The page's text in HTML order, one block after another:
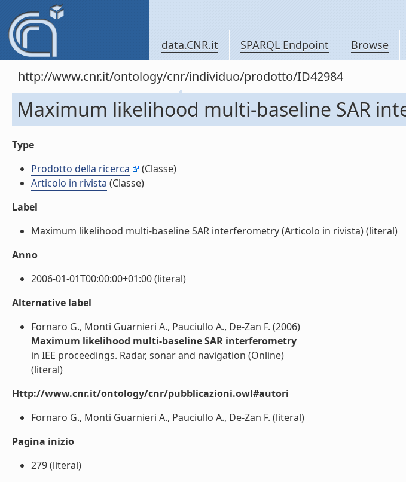
data.CNR.it SPARQL Endpoint Browse
http://www.cnr.it/ontology/cnr/individuo/prodotto/ID42984
Maximum likelihood multi-baseline SAR
Type
Prodotto della ricerca
(Classe)
Articolo in rivista (Classe)
Label
Maximum likelihood multi-baseline SAR interferometry (Articolo in rivista) (literal)
Anno
2006-01-01T00:00:00+01:00 (literal)
Alternative label
Fornaro G., Monti Guarnieri A., Pauciullo A., De-Zan F. (2006)
Maximum likelihood multi-baseline SAR interferometry
in IEE proceedings. Radar, sonar and navigation (Online)
(literal)
Http://www.cnr.it/ontology/cnr/pubblicazioni.owl#autori
Fornaro G., Monti Guarnieri A., Pauciullo A., De-Zan F. (literal)
Pagina inizio
279 (literal)